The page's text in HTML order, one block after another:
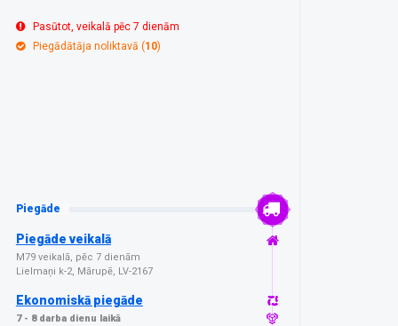
Pasūtot, veikalā pēc 7 dienām
Piegādātāja noliktavā (10)
Piegāde
Piegāde veikalā
M79 veikalā, pēc 7 dienām
Lielmaņi k-2, Mārupē, LV-2167
Ekonomiskā piegāde
7 - 8 darba dienu laikā